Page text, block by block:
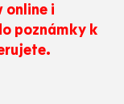
online i
poznámky k